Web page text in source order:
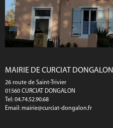
MAIRIE DE CURCIAT DONGALON
26 route de Saint-Trivier
01560 CURCIAT DONGALON
Tel: 04.74.52.90.68
Email: mairie@curciat-dongalon.fr